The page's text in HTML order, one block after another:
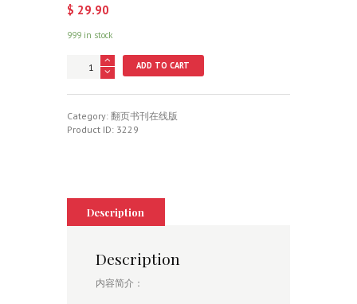
$ 29.90
999 in stock
和
显
在
物
ADD TO CART
Category: 翻页书刊在线版
Product ID: 3229
Description
Description
内容简介：